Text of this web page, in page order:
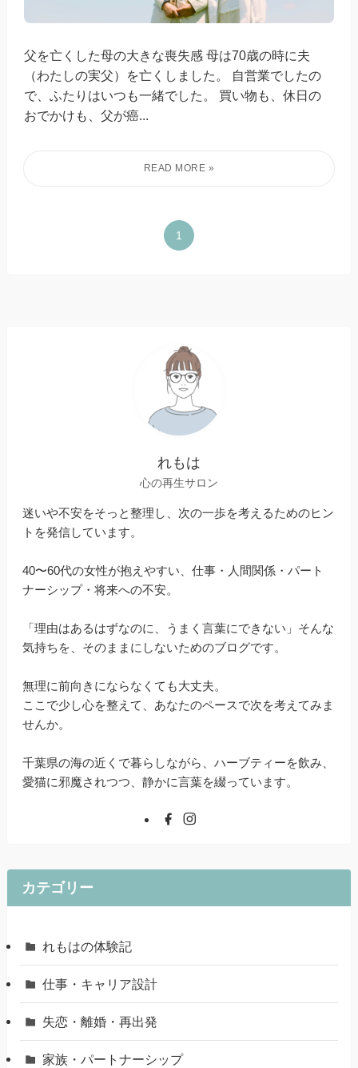
父を亡くした母の大きな喪失感 母は70歳の時に夫
（わたしの実父）を亡くしました。 自営業でしたの
で、ふたりはいつも一緒でした。 買い物も、休日の
おでかけも、父が癌...
1
れもは
心の再生サロン
迷いや不安をそっと整理し、次の一歩を考えるためのヒン
トを発信しています。
40〜60代の女性が抱えやすい、仕事・人間関係・パート
ナーシップ・将来への不安。
「理由はあるはずなのに、うまく言葉にできない」そんな
気持ちを、そのままにしないためのブログです。
無理に前向きにならなくても大丈夫。
ここで少し心を整えて、あなたのペースで次を考えてみま
せんか。
千葉県の海の近くで暮らしながら、ハーブティーを飲み、
愛猫に邪魔されつつ、静かに言葉を綴っています。
カテゴリー
れもはの体験記
仕事・キャリア設計
失恋・離婚・再出発
家族・パートナーシップ